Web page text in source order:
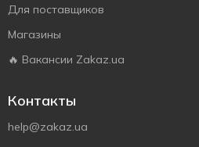
Для поставщиков
Магазины
🔥 Вакансии Zakaz.ua
Контакты
help@zakaz.ua